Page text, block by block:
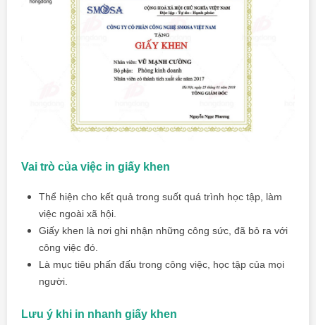
Vai trò của việc in giấy khen
Thể hiện cho kết quả trong suốt quá trình học tập, làm
việc ngoài xã hội.
Giấy khen là nơi ghi nhận những công sức, đã bỏ ra với
công việc đó.
Là mục tiêu phấn đấu trong công việc, học tập của mọi
người.
Lưu ý khi in nhanh giấy khen